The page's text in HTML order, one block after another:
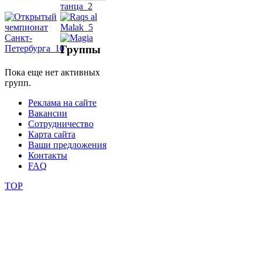
Группы
Пока еще нет активных
групп.
Реклама на сайте
Вакансии
Сотрудничество
Карта сайта
Ваши предложения
Контакты
FAQ
TOP